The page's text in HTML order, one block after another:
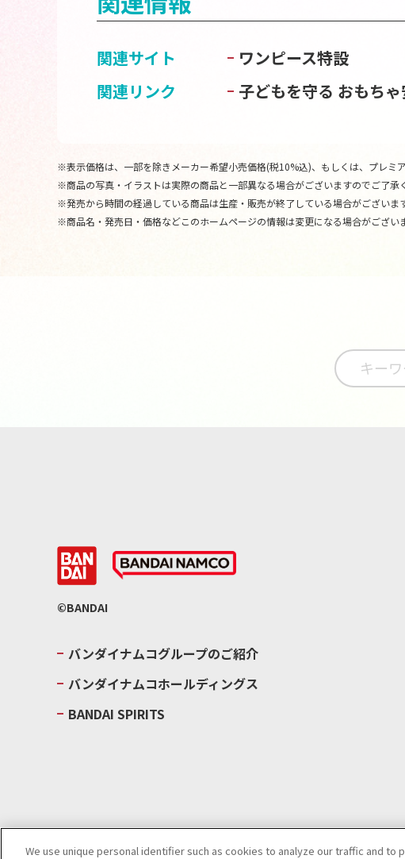
関連サイト
ワンピース特設
関連リンク
子どもを守る おもち
※表示価格は、一部を除きメーカー希望小売価格(税10%込)、もしくは、プレミ
※商品の写真・イラストは実際の商品と一部異なる場合がございますのでご了承
※発売から時間の経過している商品は生産・販売が終了している場合がございま
※商品名・発売日・価格などこのホームページの情報は変更になる場合がござい
©BANDAI
バンダイナムコグループのご紹介
バンダイナムコホールディングス
BANDAI SPIRITS
We use unique personal identifier such as cookies to analyze our traffic and to